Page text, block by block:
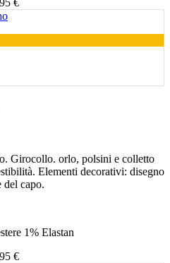
€
Girocollo. orlo, polsini e colletto
Elementi decorativi: disegno
del capo.
1% Elastan
€